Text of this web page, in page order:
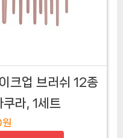
크업 브러쉬 12종
라, 1세트